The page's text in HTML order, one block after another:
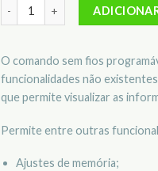
Quantidade de Telecomando
O comando sem fios
funcionalidades não
que permite visualizar as
Permite entre outras
Ajustes de memória;